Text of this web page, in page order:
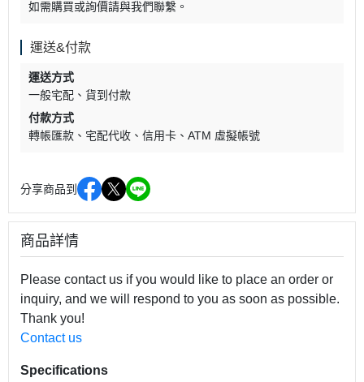
如需購買或詢價請與我們聯繫。
運送&付款
運送方式
一般宅配
貨到付款
付款方式
轉帳匯款
宅配代收 信用卡 ATM 虛擬帳號
分享商品到
商品詳情
Please contact us if you would like to place an order or
inquiry, and we will respond to you as soon as possible.
Thank you!
Contact us
Specifications